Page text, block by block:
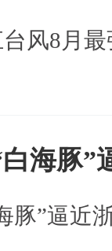
风8月
海豚”
豚”逼近